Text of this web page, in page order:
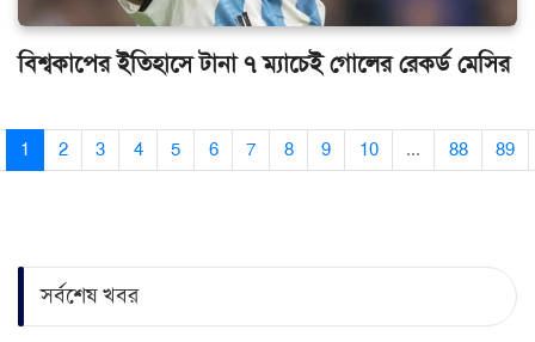
বিশ্বকাপের ইতিহাসে টানা ৭ ম্যাচেই গোলের রেকর্ড মেসির
1 2 3 4 5 6 7 8 9 10 ... 88 89
সর্বশেষ খবর